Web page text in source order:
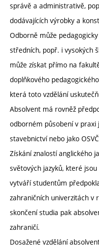
správě a administrativě,
dodávajících výrobky a
Odborně může
středních, popř. i vysokých
může získat přímo na
doplňkového
která toto vzdělání
Absolvent má rovněž
odborném působení v
stavebnictví nebo jako
Získání znalostí anglického
světových jazyků, které
vytváří studentům
zahraničních univerzitách v
skončení studia pak
zahraničí.
Dosažené vzdělání